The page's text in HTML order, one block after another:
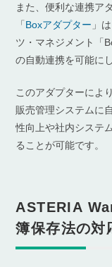
また、便利な連携ア
「 Boxアダプター 」
ツ・マネジメント「
の自動連携を可能に
このアダプターによ
販売管理システムに
性向上や社内システ
ることが可能です。
ASTERIA
簿保存法の対